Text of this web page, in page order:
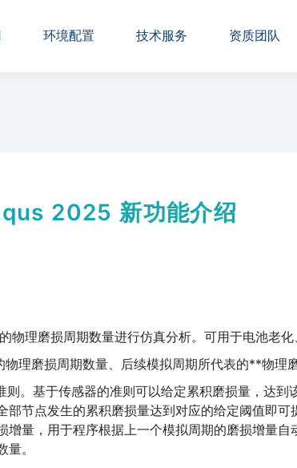
环境配置 技术服务 资质团队
2025 新功能介绍
理磨损周期数量进行仿真分析。可用于电池老化
理磨损周期数量、后续模拟周期所代表的**物理
。基于传感器的准则可以给定累积磨损量，达到
节点发生的累积磨损量达到对应的给定阈值即
量，用于程序根据上一个模拟周期的磨损增量
。